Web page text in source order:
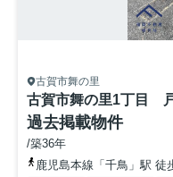
古賀市舞の里
古賀市舞の里1丁目
過去掲載物件
/築36年
鹿児島本線「千鳥」駅 徒